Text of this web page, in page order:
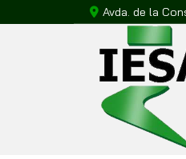
Avda. de la